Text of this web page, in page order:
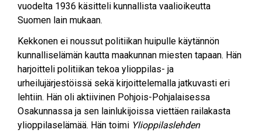
vuodelta 1936 käsitteli kunnallista vaalioikeutta
Suomen lain mukaan.
Kekkonen ei noussut politiikan huipulle käytännön
kunnalliselämän kautta maakunnan miesten tapaan. Hän
harjoitteli politiikan tekoa ylioppilas- ja
urheilujärjestöissä sekä kirjoittelemalla jatkuvasti eri
lehtiin. Hän oli aktiivinen Pohjois-Pohjalaisessa
Osakunnassa ja sen lainlukijoissa viettäen railakasta
ylioppilaselämää. Hän toimi Ylioppilaslehden